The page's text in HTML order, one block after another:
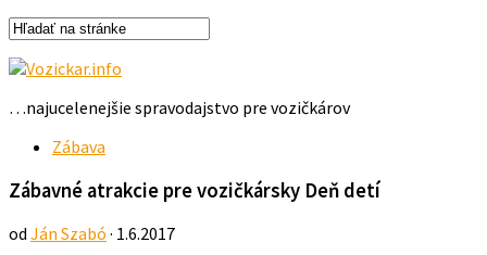
…najucelenejšie spravodajstvo pre vozičkárov
Zábava
Zábavné atrakcie pre vozičkársky Deň detí
od Ján Szabó · 1.6.2017